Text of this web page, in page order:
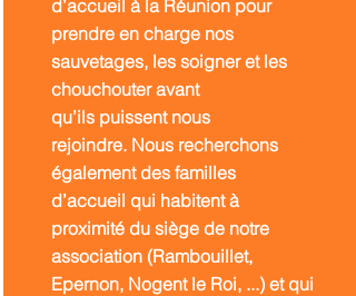
d’accueil à la Réunion pour
prendre en charge nos
sauvetages, les soigner et les
chouchouter avant
qu’ils puissent nous
rejoindre. Nous recherchons
également des familles
d’accueil qui habitent à
proximité du siège de notre
association (Rambouillet,
Epernon, Nogent le Roi, ...) et qui